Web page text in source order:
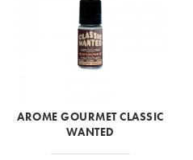
AROME GOURMET CLASSIC
WANTED